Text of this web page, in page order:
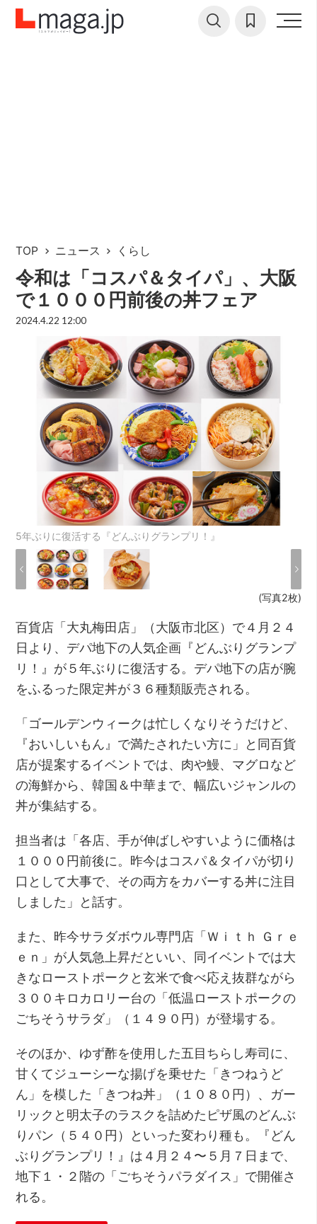
TOP ニュース くらし
令和は「コスパ＆タイパ」、大阪
で１０００円前後の丼フェア
2024.4.22 12:00
5年ぶりに復活する『どんぶりグランプリ！』
(写真2枚)
百貨店「大丸梅田店」（大阪市北区）で４月２４
日より、デパ地下の人気企画『どんぶりグランプ
リ！』が５年ぶりに復活する。デパ地下の店が腕
をふるった限定丼が３６種類販売される。
「ゴールデンウィークは忙しくなりそうだけど、
『おいしいもん』で満たされたい方に」と同百貨
店が提案するイベントでは、肉や鰻、マグロなど
の海鮮から、韓国＆中華まで、幅広いジャンルの
丼が集結する。
担当者は「各店、手が伸ばしやすいように価格は
１０００円前後に。昨今はコスパ＆タイパが切り
口として大事で、その両方をカバーする丼に注目
しました」と話す。
また、昨今サラダボウル専門店「Ｗｉｔｈ Ｇｒｅ
ｅｎ」が人気急上昇だといい、同イベントでは大
きなローストポークと玄米で食べ応え抜群ながら
３００キロカロリー台の「低温ローストポークの
ごちそうサラダ」（１４９０円）が登場する。
そのほか、ゆず酢を使用した五目ちらし寿司に、
甘くてジューシーな揚げを乗せた「きつねうど
ん」を模した「きつね丼」（１０８０円）、ガー
リックと明太子のラスクを詰めたピザ風のどんぶ
りパン（５４０円）といった変わり種も。『どん
ぶりグランプリ！』は４月２４〜５月７日まで、
地下１・２階の「ごちそうパラダイス」で開催さ
れる。